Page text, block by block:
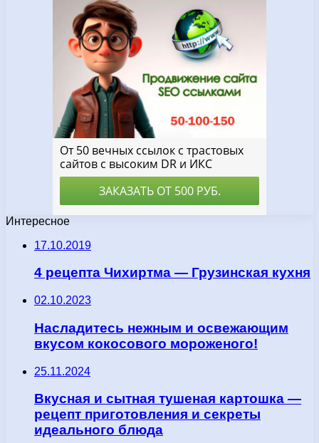
Интересное
17.10.2019
4 рецепта Чихиртма — Грузинская кухня
02.10.2023
Насладитесь нежным и освежающим
вкусом кокосового мороженого!
25.11.2024
Вкусная и сытная тушеная картошка —
рецепт приготовления и секреты
идеального блюда